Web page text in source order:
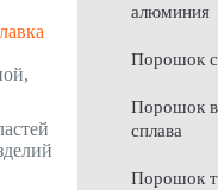
алюминия
Порошок
Порошок
сплава
Порошок